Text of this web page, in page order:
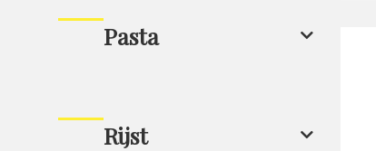
Pasta
Rijst